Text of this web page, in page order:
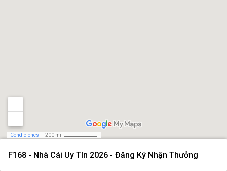
F168 - Nhà Cái Uy Tín 2026 - Đăng Ký Nhận Thưởng
Condiciones 200 mi